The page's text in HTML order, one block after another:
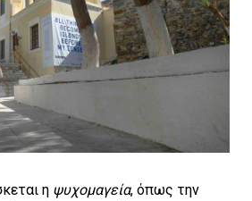
η ψυχομαγεία, όπως την